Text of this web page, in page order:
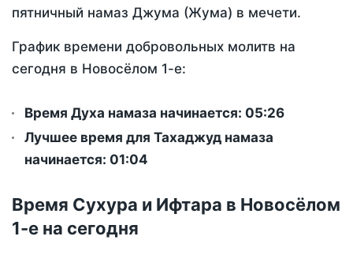
пятничный намаз Джума (Жума) в мечети.
График времени добровольных молитв на
сегодня в Новосёлом 1-е:
Время Духа намаза начинается: 05:26
Лучшее время для Тахаджуд намаза
начинается: 01:04
Время Сухура и Ифтара в Новосёлом
1-е на сегодня